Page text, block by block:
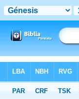
>NBLH > Génesis 18